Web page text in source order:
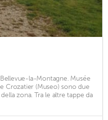
la-Montagne. Musée
Crozatier (Museo) sono due
zona. Tra le altre tappe da